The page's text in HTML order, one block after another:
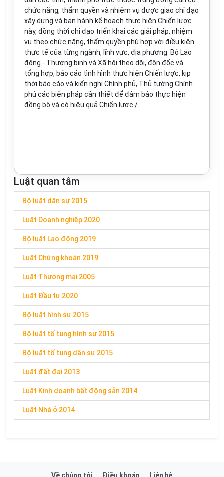
chức năng, thẩm quyền và nhiệm vụ được giao chỉ đạo
xây dựng và ban hành kế hoạch thực hiện Chiến lược
này, đồng thời chỉ đạo triển khai các giải pháp, nhiệm
vụ theo chức năng, thẩm quyền phù hợp với điều kiện
thực tế của từng ngành, lĩnh vực, địa phương. Bộ Lao
động - Thương binh và Xã hội theo dõi, đôn đốc và
tổng hợp, báo cáo tình hình thực hiện Chiến lược, kịp
thời báo cáo và kiến nghị Chính phủ, Thủ tướng Chính
phủ các biện pháp cần thiết để đảm bảo thực hiện
đồng bộ và có hiệu quả Chiến lược./.
Luật quan tâm
Bộ luật dân sự 2015
Luật Doanh nghiệp 2020
Bộ luật Lao động 2019
Luật Chứng khoán 2019
Luật Thương mại 2005
Luật Đầu tư 2020
Bộ luật hình sự 2015
Bộ luật tố tụng hình sự 2015
Bộ luật tố tụng dân sự 2015
Luật đất đai 2013
Luật Kinh doanh bất động sản 2014
Luật Nhà ở 2014